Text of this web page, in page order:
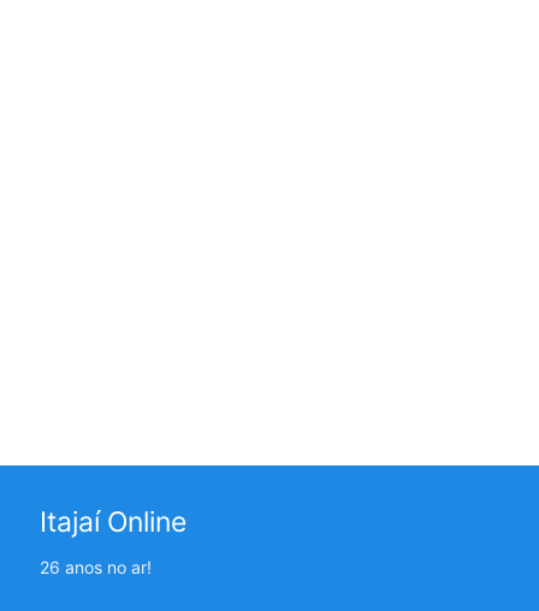
Itajaí Online
26 anos no ar!